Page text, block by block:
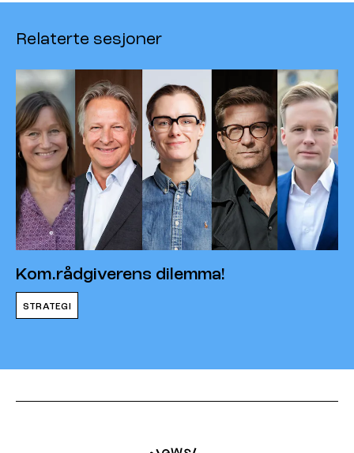
Relaterte sesjoner
Kom.rådgiverens dilemma!
STRATEGI